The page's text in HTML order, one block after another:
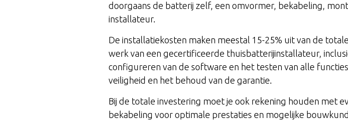
doorgaans de batterij zelf, een omvormer, bekabeling,
installateur.
De installatiekosten maken meestal 15-25% uit van de
werk van een gecertificeerde thuisbatterijinstallateur,
configureren van de software en het testen van alle
veiligheid en het behoud van de garantie.
Bij de totale investering moet je ook rekening houden met
bekabeling voor optimale prestaties en mogelijke